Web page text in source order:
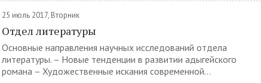
25 июль 2017, Вторник
Отдел литературы
Основные направления научных исследований отдела
литературы. – Новые тенденции в развитии адыгейского
романа – Художественные искания современной...